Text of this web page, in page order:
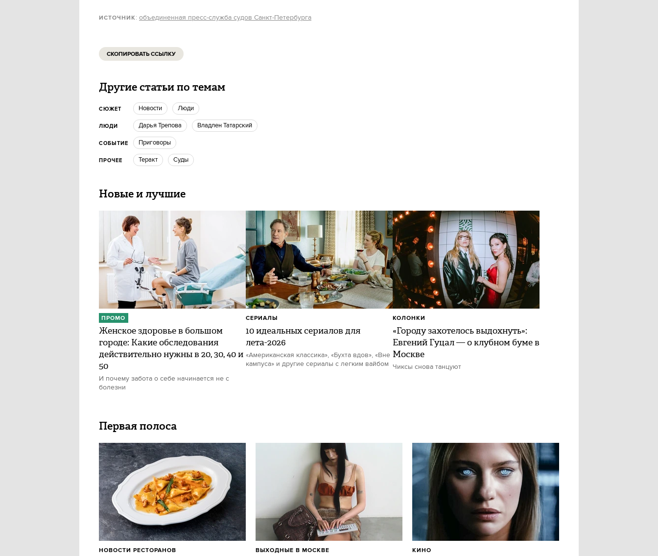
ИСТОЧНИК: объединенная пресс-служба судов Санкт-Петербурга
СКОПИРОВАТЬ ССЫЛКУ
Другие статьи по темам
СЮЖЕТ новости люди
ЛЮДИ Дарья Трепова Владлен Татарский
СОБЫТИЕ приговоры
ПРОЧЕЕ Теракт суды
Новые и лучшие
Женское здоровье в большом
городе: Какие обследования
действительно нужны в 20, 30, 40 и
50
И почему забота о себе начинается не с
болезни
ПРОМО
10 идеальных сериалов для
лета-2026
«Американская классика», «Бухта вдов», «Вне
кампуса» и другие сериалы с легким вайбом
СЕРИАЛЫ
«Городу захотелось выдохнуть»:
Евгений Гуцал — о клубном буме в
Москве
Чиксы снова танцуют
КОЛОНКИ
Первая полоса
НОВОСТИ РЕСТОРАНОВ ВЫХОДНЫЕ В МОСКВЕ КИНО